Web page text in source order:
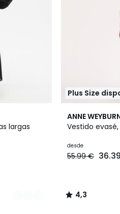
largas
Plus Size
ANNE
Vestido
desde
55.99 €
4,3
/ 5
2
Colores
4,3
/